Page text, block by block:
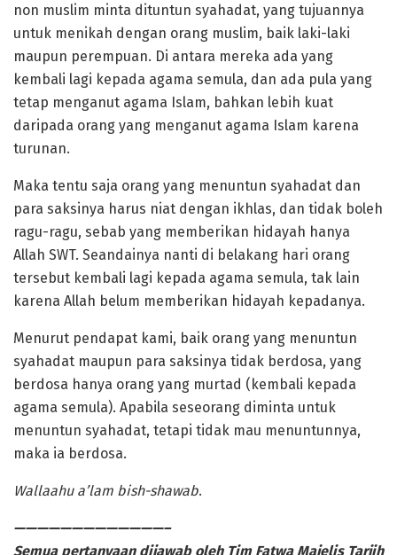
non muslim minta dituntun syahadat, yang tujuannya
untuk menikah dengan orang muslim, baik laki-laki
maupun perempuan. Di antara mereka ada yang
kembali lagi kepada agama semula, dan ada pula yang
tetap menganut agama Islam, bahkan lebih kuat
daripada orang yang menganut agama Islam karena
turunan.
Maka tentu saja orang yang menuntun syahadat dan
para saksinya harus niat dengan ikhlas, dan tidak boleh
ragu-ragu, sebab yang memberikan hidayah hanya
Allah SWT. Seandainya nanti di belakang hari orang
tersebut kembali lagi kepada agama semula, tak lain
karena Allah belum memberikan hidayah kepadanya.
Menurut pendapat kami, baik orang yang menuntun
syahadat maupun para saksinya tidak berdosa, yang
berdosa hanya orang yang murtad (kembali kepada
agama semula). Apabila seseorang diminta untuk
menuntun syahadat, tetapi tidak mau menuntunnya,
maka ia berdosa.
Wallaahu a’lam bish-shawab.
—————————————–
Semua pertanyaan dijawab oleh Tim Fatwa Majelis Tarjih